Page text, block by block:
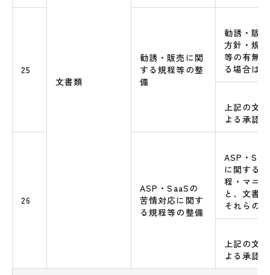
文書類
25
勧誘・販売に関
する規程等の整
備
勧誘・販
方針・規
等の有無
る場合は
上記の文
よる承認
26
ASP・SaaSの
苦情対応に関す
る規程等の整備
ASP・
に関する
程・マニ
と、文書
それらの
上記の文
よる承認